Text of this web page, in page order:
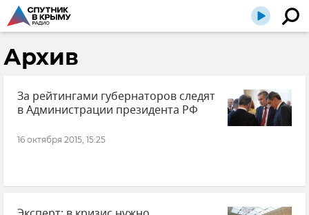
Архив
За рейтингами губернаторов следят
в Администрации президента РФ
16 октября 2015, 15:25